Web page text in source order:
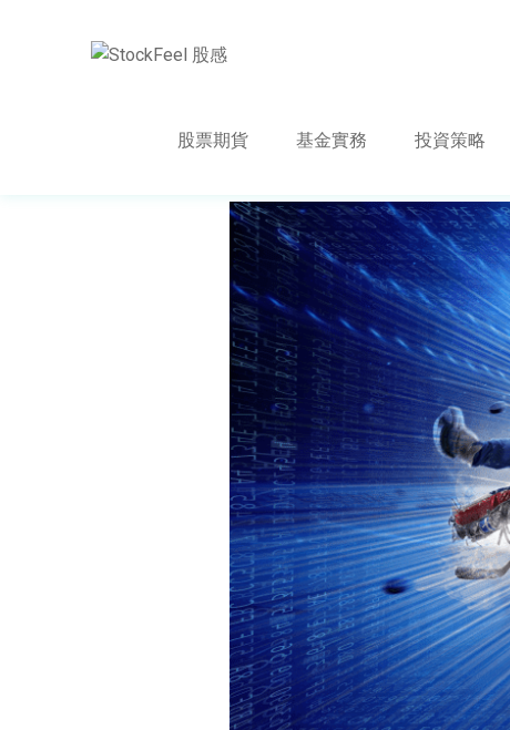
股票期貨 基金實務 投資策略